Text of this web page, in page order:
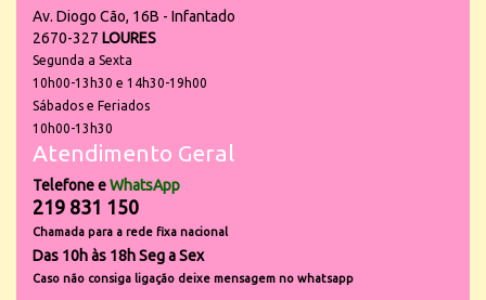
Av. Diogo Cão, 16B - Infantado
2670-327 LOURES
Segunda a Sexta
10h00-13h30 e 14h30-19h00
Sábados e Feriados
10h00-13h30
Atendimento Geral
Telefone eWhatsApp
219 831 150
Chamada para a rede fixa nacional
Das 10h às 18h Seg a Sex
Caso não consiga ligação deixe mensagem no whatsapp